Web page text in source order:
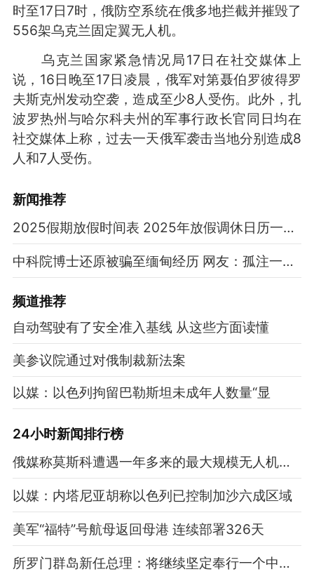
时至17日7时，俄防空系统在俄多地拦截并摧毁了
556架乌克兰固定翼无人机。
乌克兰国家紧急情况局17日在社交媒体上
说，16日晚至17日凌晨，俄军对第聂伯罗彼得罗
夫斯克州发动空袭，造成至少8人受伤。此外，扎
波罗热州与哈尔科夫州的军事行政长官同日均在
社交媒体上称，过去一天俄军袭击当地分别造成8
人和7人受伤。
新闻推荐
2025假期放假时间表 2025年放假调休日历一览表
中科院博士还原被骗至缅甸经历 网友：孤注一掷现实版
频道推荐
自动驾驶有了安全准入基线 从这些方面读懂
美参议院通过对俄制裁新法案
以媒：以色列拘留巴勒斯坦未成年人数量“显
24小时新闻排行榜
俄媒称莫斯科遭遇一年多来的最大规模无人机袭击
以媒：内塔尼亚胡称以色列已控制加沙六成区域
美军“福特”号航母返回母港 连续部署326天
所罗门群岛新任总理：将继续坚定奉行一个中国原则